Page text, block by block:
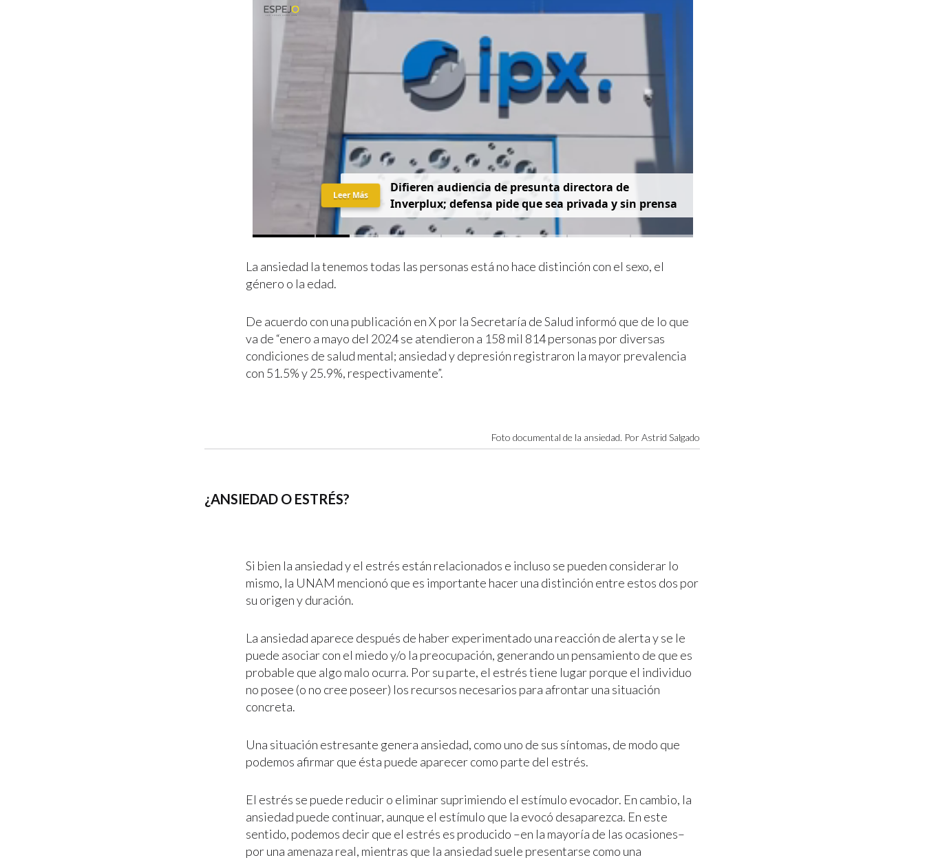
Difieren audiencia de presunta directora de
Inverplux; defensa pidequesea privada ysin prensa
Leer Más
La ansiedad la tenemos todas las personas está no hace distinción con el sexo, el
género o la edad.
De acuerdo con una publicación en X por la Secretaría de Salud informó que de lo que
va de “enero a mayo del 2024 se atendieron a 158 mil 814 personas por diversas
condiciones de salud mental; ansiedad y depresión registraron la mayor prevalencia
con 51.5% y 25.9%, respectivamente”.
Foto documental de la ansiedad. Por Astrid Salgado
¿ANSIEDAD O ESTRÉS?
Si bien la ansiedad y el estrés están relacionados e incluso se pueden considerar lo
mismo, la UNAM mencionó que es importante hacer una distinción entre estos dos por
su origen y duración.
La ansiedad aparece después de haber experimentado una reacción de alerta y se le
puede asociar con el miedo y/o la preocupación, generando un pensamiento de que es
probable que algo malo ocurra. Por su parte, el estrés tiene lugar porque el individuo
no posee (o no cree poseer) los recursos necesarios para afrontar una situación
concreta.
Una situación estresante genera ansiedad, como uno de sus síntomas, de modo que
podemos afirmar que ésta puede aparecer como parte del estrés.
El estrés se puede reducir o eliminar suprimiendo el estímulo evocador. En cambio, la
ansiedad puede continuar, aunque el estímulo que la evocó desaparezca. En este
sentido, podemos decir que el estrés es producido –en la mayoría de las ocasiones–
por una amenaza real, mientras que la ansiedad suele presentarse como una